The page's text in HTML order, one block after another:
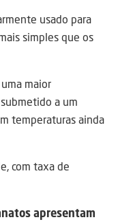
usado para
simples que os
maior
a um
temperaturas ainda
com taxa de
apresentam